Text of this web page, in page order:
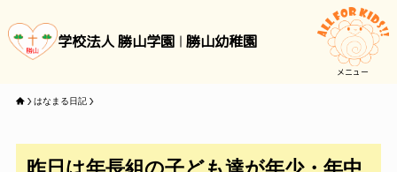
学校法人 勝山学園 勝山幼稚園
メニュー
はなまる日記